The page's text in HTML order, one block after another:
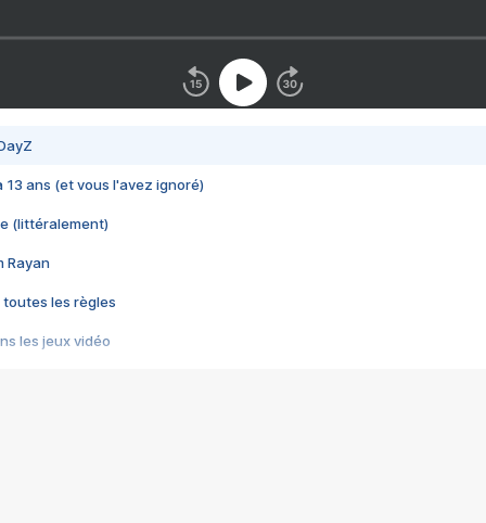
13 ans (et vous l'avez ignoré)
(littéralement)
Rayan
toutes les règles
les jeux vidéo